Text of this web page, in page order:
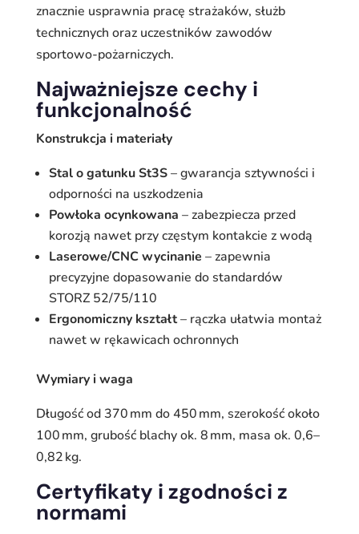
znacznie usprawnia pracę strażaków, służb
technicznych oraz uczestników zawodów
sportowo-pożarniczych.
Najważniejsze cechy i
funkcjonalność
Konstrukcja i materiały
Stal o gatunku St3S– gwarancja sztywności i
odporności na uszkodzenia
Powłoka ocynkowana – zabezpiecza przed
korozją nawet przy częstym kontakcie z wodą
Laserowe/CNC wycinanie – zapewnia
precyzyjne dopasowanie do standardów
STORZ 52/75/110
Ergonomiczny kształt– rączka ułatwia montaż
nawet w rękawicach ochronnych
Wymiary i waga
Długość od 370 mm do 450 mm, szerokość około
100 mm, grubość blachy ok. 8 mm, masa ok. 0,6–
0,82 kg.
Certyfikaty i zgodności z
normami